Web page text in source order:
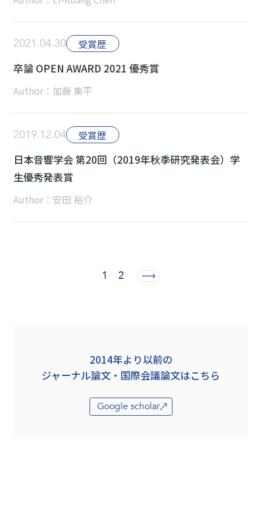
2021.04.30 受賞歴
卒論 OPEN AWARD 2021 優秀賞
Author：加藤 集平
2019.12.04 受賞歴
日本音響学会 第20回（2019年秋季研究発表会）学
生優秀発表賞
Author：安田 裕介
1 2
2014年より以前の
ジャーナル論文・国際会議論文はこちら
Google scholar